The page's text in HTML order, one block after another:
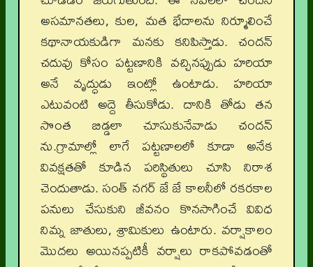
అసమానతలు, కుల, మత భేదాలను నిర్మూలించే
కథానాయకుడిగా మనకు కనిపిస్తాడు. చందన్
చదువు కోసం పట్టణానికి వచ్చినప్పుడు హరియా
అనే వృద్ధుడు ఇంట్లో ఉంటాడు. హరియా
ఎటువంటి అద్దె తీసుకోడు. దానికి తోడు తన
సొంత బిడ్డలా చూసుకునేవాడు చందన్
ను.గ్రామాల్లో లాగే పట్టణాలలో కూడా అనేక
వివక్షతతో కూడిన పరిస్థితులు చూసి నిరాశ
చెందుతాడు. సంత్ నగర్ జే జే కాలనీలో రకరకాల
పనులు చేసుకుని జీవనం కొనసాగించే వివిధ
నిమ్న జాతులు, శ్రామికులు ఉంటారు. వర్షాకాలం
మొదలు అయినప్పటికీ వర్షాలు రాకపోవడంతో